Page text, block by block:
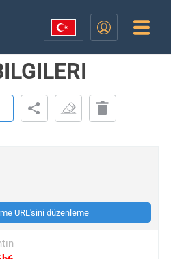
URL'sini düzenleme